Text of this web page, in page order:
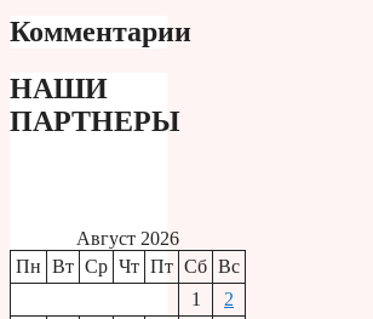
Комментарии
НАШИ
ПАРТНЕРЫ
Август 2026
Пн Вт Ср Чт Пт Сб Вс
1
2